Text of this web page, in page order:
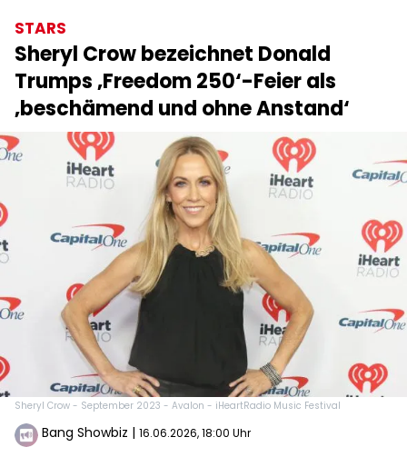
STARS
Sheryl Crow bezeichnet Donald
Trumps ‚Freedom 250‘-Feier als
‚beschämend und ohne Anstand‘
Sheryl Crow - September 2023 - Avalon - iHeartRadio Music Festival
Bang Showbiz | 16.06.2026, 18:00 Uhr